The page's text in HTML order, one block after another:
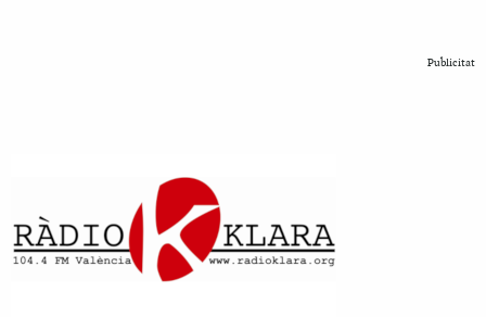
Publicitat